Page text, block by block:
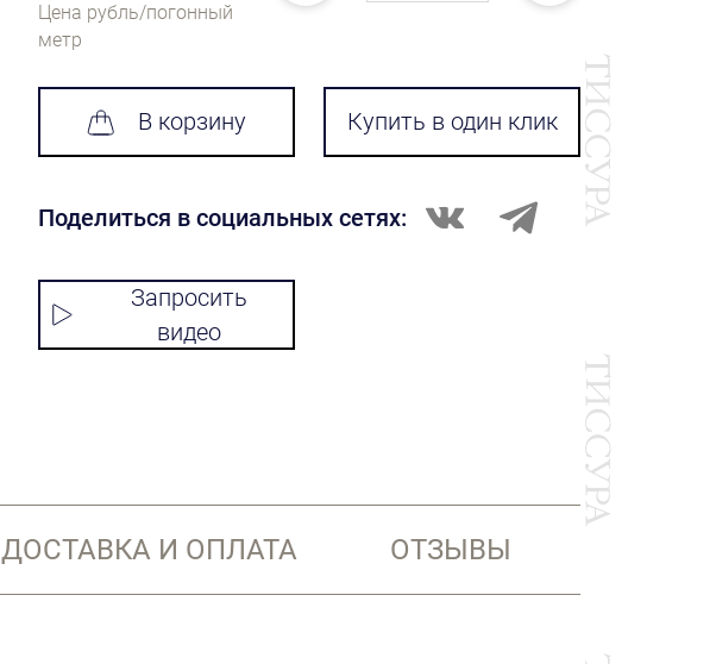
Цена рубль/погонный
метр
В корзину Купить в один клик
Поделиться в социальных сетях:
Запросить
видео
ДОСТАВКА И ОПЛАТА ОТЗЫВЫ